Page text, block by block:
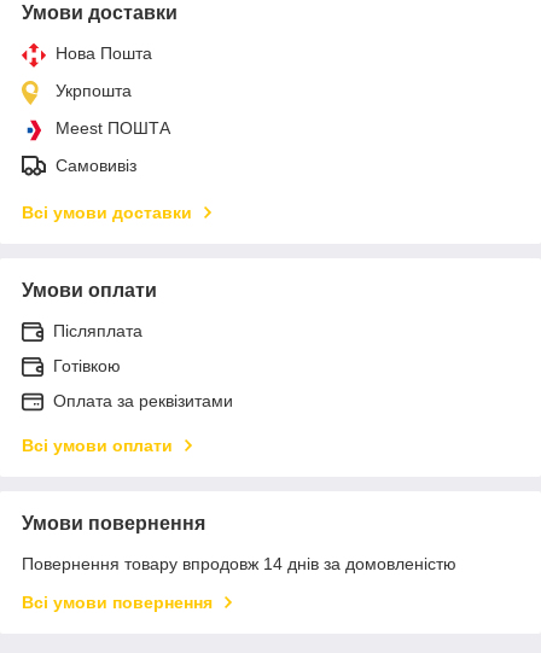
Умови доставки
Нова Пошта
Укрпошта
Meest ПОШТА
Самовивіз
Всі умови доставки
Умови оплати
Післяплата
Готівкою
Оплата за реквізитами
Всі умови оплати
Умови повернення
Повернення товару впродовж 14 днів за домовленістю
Всі умови повернення